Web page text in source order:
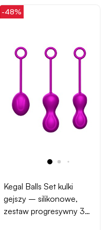
-48%
Kegal Balls Set kulki
gejszy – silikonowe,
zestaw progresywny 3